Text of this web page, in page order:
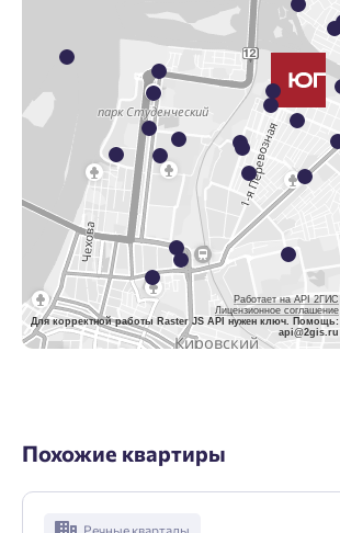
Работает на API 2ГИС
Лицензионное соглашение
Для корректной работы Raster JS API нужен ключ. Помощь:
api@2gis.ru
Похожие квартиры